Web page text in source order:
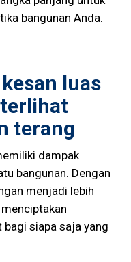
bangunan Anda.
luas
terang
dampak
bangunan. Dengan
menjadi lebih
siapa saja yang